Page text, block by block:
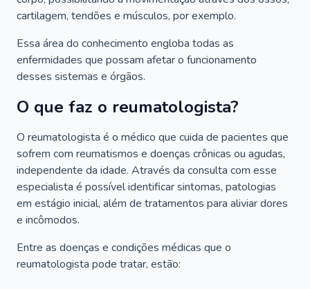
cartilagem, tendões e músculos, por exemplo.
Essa área do conhecimento engloba todas as
enfermidades que possam afetar o funcionamento
desses sistemas e órgãos.
O que faz o reumatologista?
O reumatologista é o médico que cuida de pacientes que
sofrem com reumatismos e doenças crônicas ou agudas,
independente da idade. Através da consulta com esse
especialista é possível identificar sintomas, patologias
em estágio inicial, além de tratamentos para aliviar dores
e incômodos.
Entre as doenças e condições médicas que o
reumatologista pode tratar, estão: